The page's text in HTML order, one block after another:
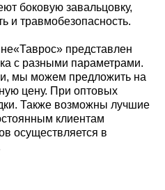
боковую завальцовку,
и травмобезопасность.
представлен
с разными параметрами.
мы можем предложить на
цену. При оптовых
Также возможны лучшие
клиентам
осуществляется в